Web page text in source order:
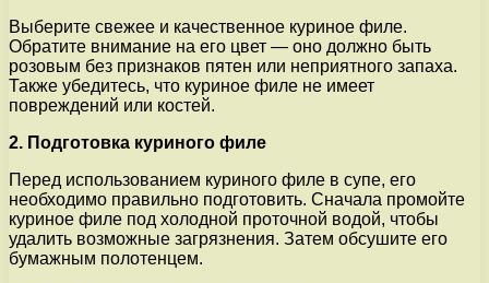
Выберите свежее и качественное куриное филе.
Обратите внимание на его цвет — оно должно быть
розовым без признаков пятен или неприятного запаха.
Также убедитесь, что куриное филе не имеет
повреждений или костей.
2. Подготовка куриного филе
Перед использованием куриного филе в супе, его
необходимо правильно подготовить. Сначала промойте
куриное филе под холодной проточной водой, чтобы
удалить возможные загрязнения. Затем обсушите его
бумажным полотенцем.